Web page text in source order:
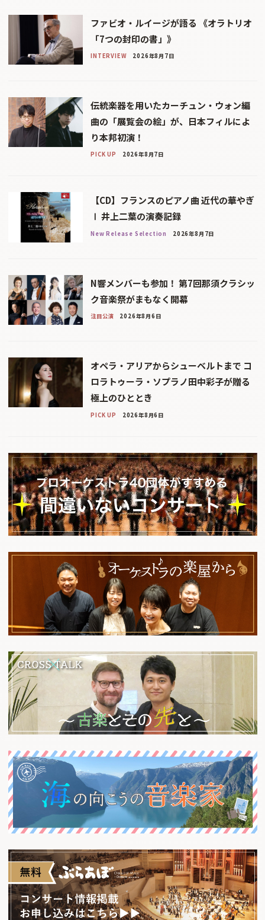
ファビオ・ルイージが語る 《オラトリオ
「7つの封印の書」》
INTERVIEW 2026年8月7日
伝統楽器を用いたカーチュン・ウォン編
曲の「展覧会の絵」が、日本フィルによ
り本邦初演！
PICK UP 2026年8月7日
【CD】フランスのピアノ曲 近代の華やぎ
Ⅰ 井上二葉の演奏記録
New Release Selection 2026年8月7日
N響メンバーも参加！ 第7回那須クラシッ
ク音楽祭がまもなく開幕
注目公演 2026年8月6日
オペラ・アリアからシューベルトまで コ
ロラトゥーラ・ソプラノ田中彩子が贈る
極上のひととき
PICK UP 2026年8月6日